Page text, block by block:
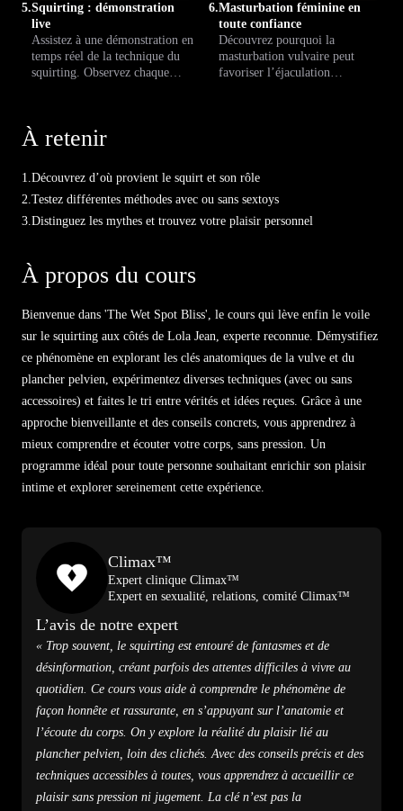
5.Squirting : démonstration
live
Assistez à une démonstration en
temps réel de la technique du
squirting. Observez chaque
apprentissage en toute
6.Masturbation féminine en
toute confiance
Découvrez pourquoi la
masturbation vulvaire peut
favoriser l’éjaculation
préjugés.
À retenir
1.Découvrez d’où provient le squirt et son rôle
2.Testez différentes méthodes avec ou sans sextoys
3.Distinguez les mythes et trouvez votre plaisir personnel
À propos du cours
Bienvenue dans 'The Wet Spot Bliss', le cours qui lève enfin le voile
sur le squirting aux côtés de Lola Jean, experte reconnue. Démystifiez
ce phénomène en explorant les clés anatomiques de la vulve et du
plancher pelvien, expérimentez diverses techniques (avec ou sans
accessoires) et faites le tri entre vérités et idées reçues. Grâce à une
approche bienveillante et des conseils concrets, vous apprendrez à
mieux comprendre et écouter votre corps, sans pression. Un
programme idéal pour toute personne souhaitant enrichir son plaisir
intime et explorer sereinement cette expérience.
Climax™
Expert clinique Climax™
Expert en sexualité, relations, comité Climax™
L’avis de notre expert
« Trop souvent, le squirting est entouré de fantasmes et de
désinformation, créant parfois des attentes difficiles à vivre au
quotidien. Ce cours vous aide à comprendre le phénomène de
façon honnête et rassurante, en s’appuyant sur l’anatomie et
l’écoute du corps. On y explore la réalité du plaisir lié au
plancher pelvien, loin des clichés. Avec des conseils précis et des
techniques accessibles à toutes, vous apprendrez à accueillir ce
plaisir sans pression ni jugement. La clé n’est pas la